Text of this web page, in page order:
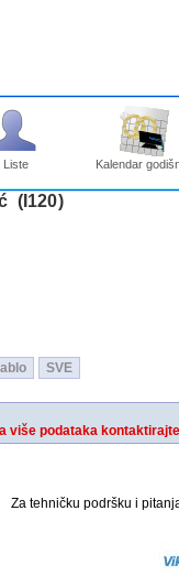
Liste Kalendar
‎(I120)‎
SVE
više podataka
Za tehničku podršku i